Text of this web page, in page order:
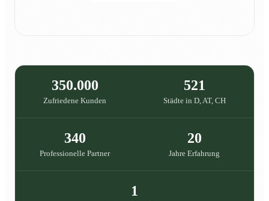
350.000
Zufriedene Kunden
521
Städte in D, AT, CH
340
Professionelle Partner
20
Jahre Erfahrung
1